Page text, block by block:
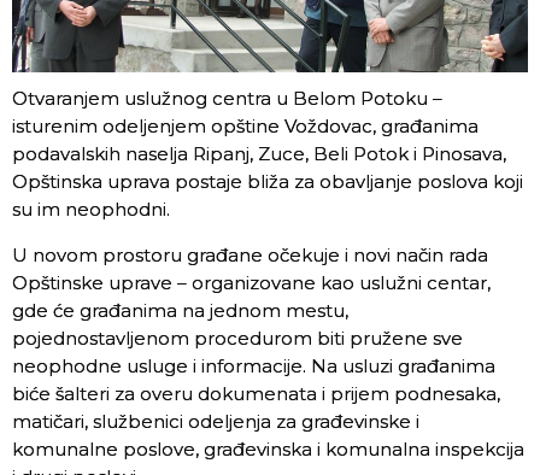
Otvaranjem uslužnog centra u Belom Potoku –
isturenim odeljenjem opštine Voždovac, građanima
podavalskih naselja Ripanj, Zuce, Beli Potok i Pinosava,
Opštinska uprava postaje bliža za obavljanje poslova koji
su im neophodni.
U novom prostoru građane očekuje i novi način rada
Opštinske uprave – organizovane kao uslužni centar,
gde će građanima na jednom mestu,
pojednostavljenom procedurom biti pružene sve
neophodne usluge i informacije. Na usluzi građanima
biće šalteri za overu dokumenata i prijem podnesaka,
matičari, službenici odeljenja za građevinske i
komunalne poslove, građevinska i komunalna inspekcija